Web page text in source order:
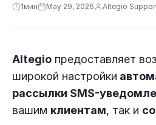
1мин May 29, 2026 Altegio
Altegio предоставляет
широкой настройки
рассылки SMS-
вашим клиентам, так и